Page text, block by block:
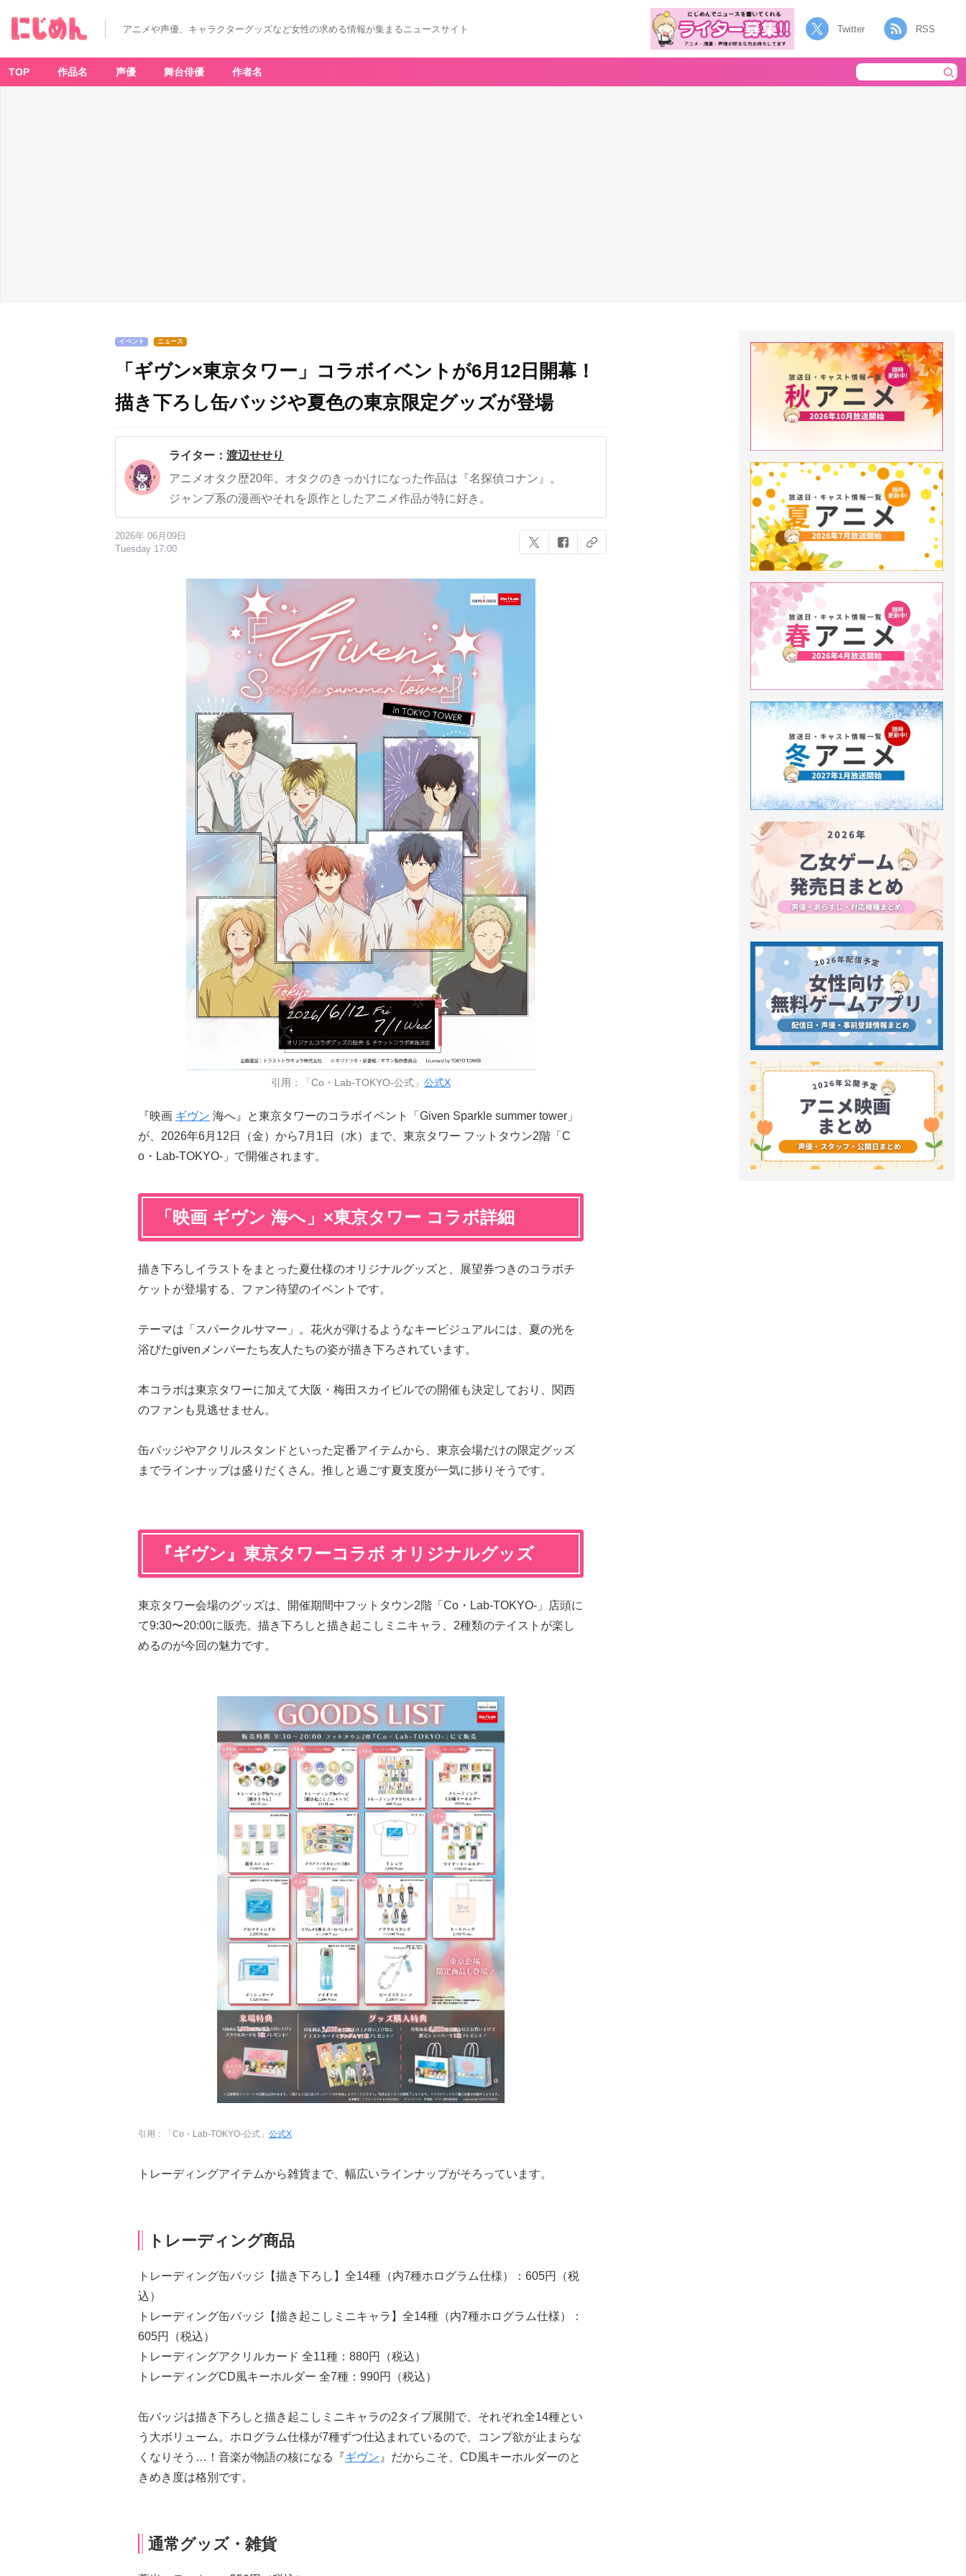
アニメや声優、キャラクターグッズなど女性の求める情報が集まるニュースサイト Twitter RSS
TOP 作品名 声優 舞台俳優 作者名
イベント ニュース
「ギヴン×東京タワー」コラボイベントが6月12日開幕！
描き下ろし缶バッジや夏色の東京限定グッズが登場
ライター： 渡辺せせり
アニメオタク歴20年。オタクのきっかけになった作品は『名探偵コナン』。
ジャンプ系の漫画やそれを原作としたアニメ作品が特に好き。
2026年 06月09日
Tuesday 17:00
引用：「Co・Lab-TOKYO-公式」 公式X
『映画 ギヴン 海へ』と東京タワーのコラボイベント「Given Sparkle summer tower」
が、2026年6月12日（金）から7月1日（水）まで、東京タワー フットタウン2階「C
o・Lab-TOKYO-」で開催されます。
「映画 ギヴン 海へ」×東京タワー コラボ詳細
描き下ろしイラストをまとった夏仕様のオリジナルグッズと、展望券つきのコラボチ
ケットが登場する、ファン待望のイベントです。
テーマは「スパークルサマー」。花火が弾けるようなキービジュアルには、夏の光を
浴びたgivenメンバーたち友人たちの姿が描き下ろされています。
本コラボは東京タワーに加えて大阪・梅田スカイビルでの開催も決定しており、関西
のファンも見逃せません。
缶バッジやアクリルスタンドといった定番アイテムから、東京会場だけの限定グッズ
までラインナップは盛りだくさん。推しと過ごす夏支度が一気に捗りそうです。
『ギヴン』東京タワーコラボ オリジナルグッズ
東京タワー会場のグッズは、開催期間中フットタウン2階「Co・Lab-TOKYO-」店頭に
て9:30〜20:00に販売。描き下ろしと描き起こしミニキャラ、2種類のテイストが楽し
めるのが今回の魅力です。
引用：「Co・Lab-TOKYO-公式」 公式X
トレーディングアイテムから雑貨まで、幅広いラインナップがそろっています。
トレーディング商品
トレーディング缶バッジ【描き下ろし】全14種（内7種ホログラム仕様）：605円（税
込）
トレーディング缶バッジ【描き起こしミニキャラ】全14種（内7種ホログラム仕様）：
605円（税込）
トレーディングアクリルカード 全11種：880円（税込）
トレーディングCD風キーホルダー 全7種：990円（税込）
缶バッジは描き下ろしと描き起こしミニキャラの2タイプ展開で、それぞれ全14種とい
う大ボリューム。ホログラム仕様が7種ずつ仕込まれているので、コンプ欲が止まらな
くなりそう…！音楽が物語の核になる『ギヴン 』だからこそ、CD風キーホルダーのと
きめき度は格別です。
通常グッズ・雑貨